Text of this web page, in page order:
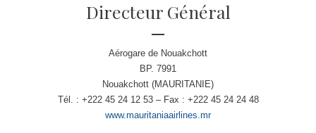
Directeur Général
Aérogare de Nouakchott
BP. 7991
Nouakchott (MAURITANIE)
Tél. : +222 45 24 12 53 – Fax : +222 45 24 24 48
www.mauritaniaairlines.mr